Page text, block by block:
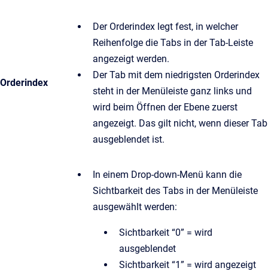
Orderindex
Der Orderindex legt fest, in welcher
Reihenfolge die Tabs in der Tab-Leiste
angezeigt werden.
Der Tab mit dem niedrigsten Orderindex
steht in der Menüleiste ganz links und
wird beim Öffnen der Ebene zuerst
angezeigt. Das gilt nicht, wenn dieser Tab
ausgeblendet ist.
In einem Drop-down-Menü kann die
Sichtbarkeit des Tabs in der Menüleiste
ausgewählt werden:
Sichtbarkeit “0” = wird
ausgeblendet
Sichtbarkeit “1” = wird angezeigt